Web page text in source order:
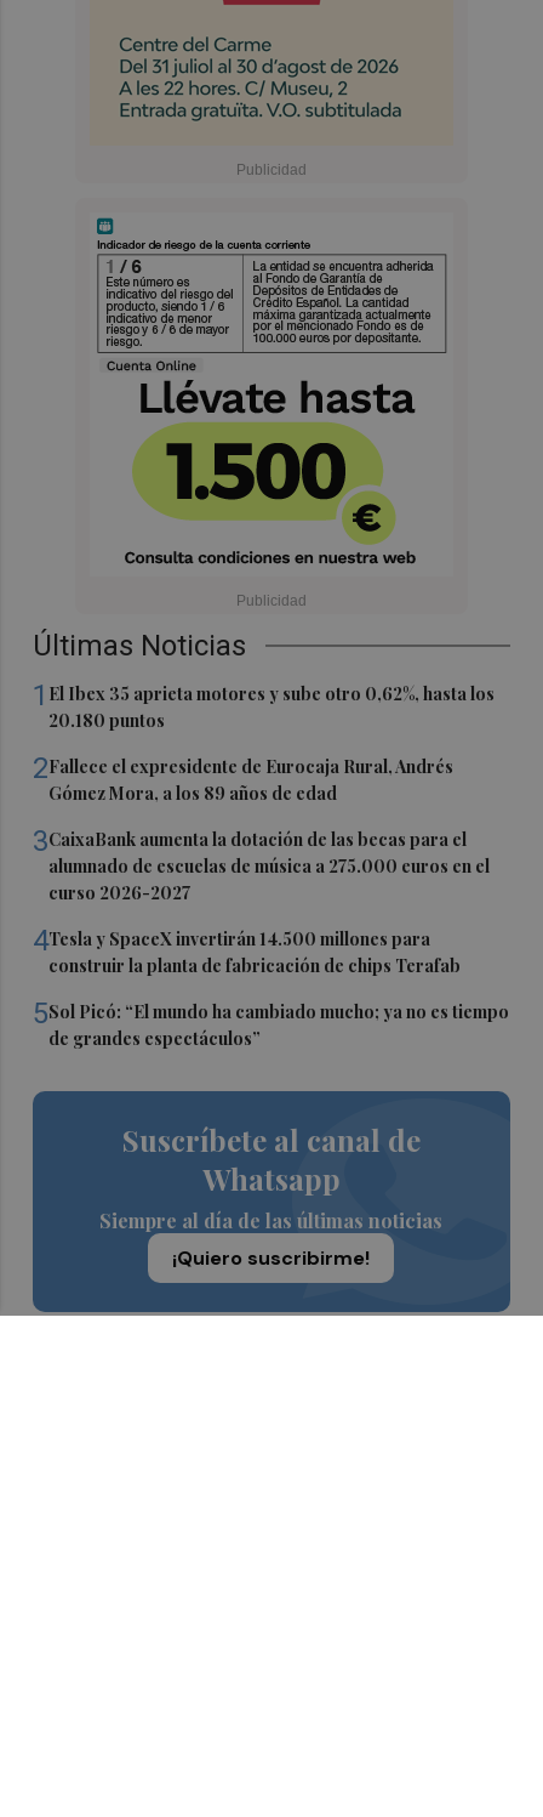
Últimas Noticias
1 El Ibex 35 aprieta motores y sube otro 0,62%, hasta los
20.180 puntos
2Fallece el expresidente de Eurocaja Rural, Andrés
Gómez Mora, a los 89 años de edad
3CaixaBank aumenta la dotación de las becas para el
alumnado de escuelas de música a 275.000 euros en el
curso 2026-2027
4Tesla y SpaceX invertirán 14.500 millones para
construir la planta de fabricación de chips Terafab
5Sol Picó: “El mundo ha cambiado mucho; ya no es tiempo
de grandes espectáculos”
Suscríbete al canal de
Whatsapp
Siempre al día de las últimas noticias
¡Quiero suscribirme!